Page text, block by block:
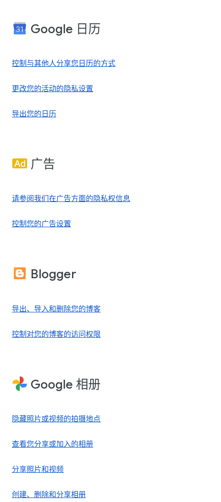
Google 日历
控制与其他人分享您日历的方式
更改您的活动的隐私设置
导出您的日历
广告
请参阅我们在广告方面的隐私权信息
控制您的广告设置
Blogger
导出、导入和删除您的博客
控制对您的博客的访问权限
Google 相册
隐藏照片或视频的拍摄地点
查看您分享或加入的相册
分享照片和视频
创建、删除和分享相册